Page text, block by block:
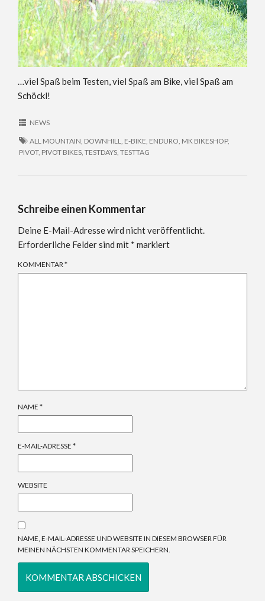
…viel Spaß beim Testen, viel Spaß am Bike, viel Spaß am
Schöckl!
NEWS
ALL MOUNTAIN, DOWNHILL, E-BIKE, ENDURO, MK BIKESHOP,
PIVOT, PIVOT BIKES, TESTDAYS, TESTTAG
Schreibe einen Kommentar
Deine E-Mail-Adresse wird nicht veröffentlicht.
Erforderliche Felder sind mit * markiert
KOMMENTAR*
NAME *
E-MAIL-ADRESSE *
WEBSITE
NAME, E-MAIL-ADRESSE UND WEBSITE IN DIESEM BROWSER FÜR
MEINEN NÄCHSTEN KOMMENTAR SPEICHERN.